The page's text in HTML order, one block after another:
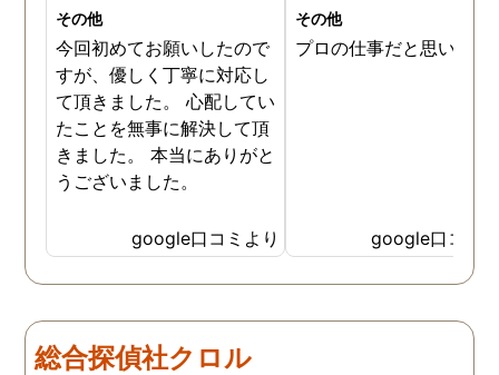
その他
今回初めてお願いしたので
すが、優しく丁寧に対応し
て頂きました。 心配してい
たことを無事に解決して頂
きました。 本当にありがと
うございました。
google口コミより
その他
プロの仕事だと思います
google口コミ
総合探偵社クロル